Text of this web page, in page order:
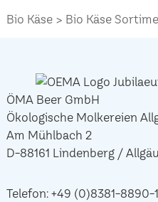
Bio Käse Bio Käse
ÖMA Beer GmbH
Ökologische Molkereien
Am Mühlbach 2
D-88161 Lindenberg / Allgäu
Telefon: +49 (0)8381-8890-